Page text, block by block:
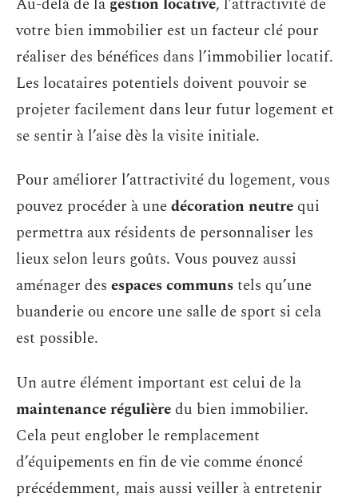
votre bien immobilier est un facteur clé pour
réaliser des bénéfices dans l’immobilier locatif.
Les locataires potentiels doivent pouvoir se
projeter facilement dans leur futur logement et
se sentir à l’aise dès la visite initiale.
Pour améliorer l’attractivité du logement, vous
pouvez procéder à unedécoration neutre qui
permettra aux résidents de personnaliser les
lieux selon leurs goûts. Vous pouvez aussi
aménager des espaces communstels qu’une
buanderie ou encore une salle de sport si cela
est possible.
Un autre élément important est celui de la
maintenance régulièredu bien immobilier.
Cela peut englober le remplacement
d’équipements en fin de vie comme énoncé
précédemment, mais aussi veiller à entretenir